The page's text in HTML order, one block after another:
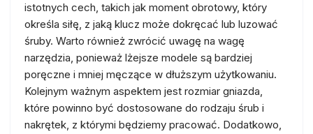
istotnych cech, takich jak moment obrotowy, który
określa siłę, z jaką klucz może dokręcać lub luzować
śruby. Warto również zwrócić uwagę na wagę
narzędzia, ponieważ lżejsze modele są bardziej
poręczne i mniej męczące w dłuższym użytkowaniu.
Kolejnym ważnym aspektem jest rozmiar gniazda,
które powinno być dostosowane do rodzaju śrub i
nakrętek, z którymi będziemy pracować. Dodatkowo,